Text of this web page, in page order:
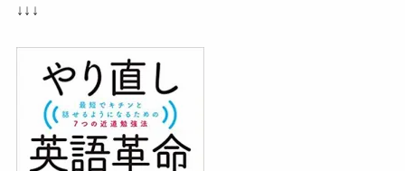
↓↓↓